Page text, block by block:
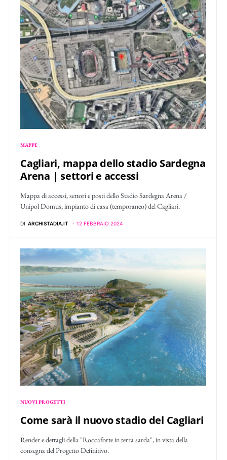
MAPPE
Cagliari, mappa dello stadio Sardegna
Arena | settori e accessi
Mappa di accessi, settori e posti dello Stadio Sardegna Arena /
Unipol Domus, impianto di casa (temporaneo) del Cagliari.
DI ARCHISTADIA.IT 12 FEBBRAIO 2024
NUOVI PROGETTI
Come sarà il nuovo stadio del Cagliari
Render e dettagli della "Roccaforte in terra sarda", in vista della
consegna del Progetto Definitivo.